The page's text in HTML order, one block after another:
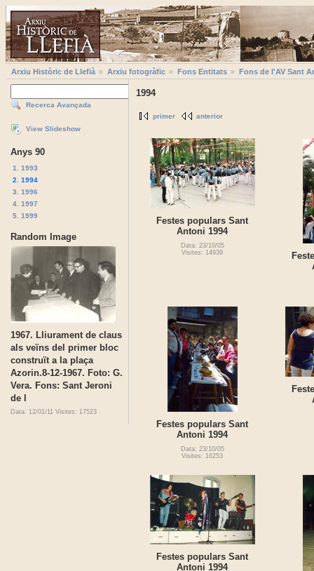
Arxiu Històric de Llefià Arxiu fotogràfic Fons Entitats Fons de l'AV Sant
Recerca Avançada
View Slideshow
Anys 90
1. 1993
2. 1994
3. 1996
4. 1997
5. 1999
Random Image
1967. Lliurament de claus
als veïns del primer bloc
construït a la plaça
Azorin.8-12-1967. Foto: G.
Vera. Fons: Sant Jeroni
de l
Data: 12/01/11 Visites: 17523
1994
primer anterior
Festes populars Sant
Antoni 1994
Data: 23/10/05
Visites: 14939
Festes populars Sant
Antoni 1994
Data: 23/10/05
Visites: 16253
Festes populars Sant
Antoni 1994